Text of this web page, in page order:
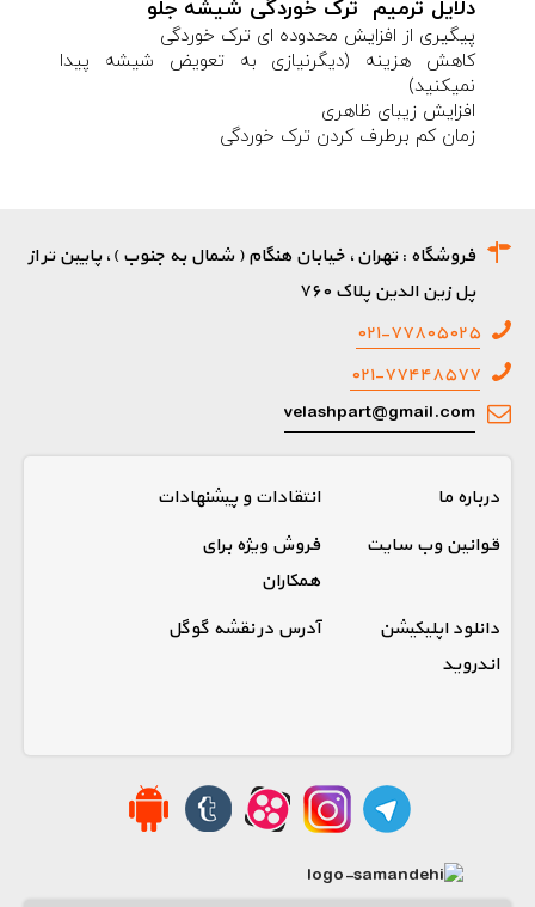
دلایل ترمیم ترک خوردگی شیشه جلو
پیگیری از افزایش محدوده ای ترک خوردگی
کاهش هزینه (دیگرنیازی به تعویض شیشه پیدا
نمیکنید)
افزایش زیبای ظاهری
زمان کم برطرف کردن ترک خوردگی
فروشگاه : تهران، خیابان هنگام ( شمال به جنوب )، پایین تر از
پل زین الدین پلاک ۷۶۰
۰۲۱-۷۷۸۰۵۰۲۵
۰۲۱-۷۷۴۴۸۵۷۷
velashpart@gmail.com
درباره ما
انتقادات و پیشنهادات
قوانین وب سایت
فروش ویژه برای
همکاران
دانلود اپلیکیشن
اندروید
آدرس در نقشه گوگل